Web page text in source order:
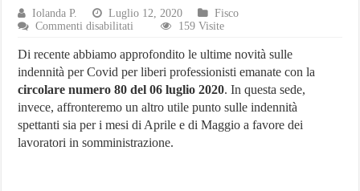
Iolanda P. Luglio 12, 2020
Fisco
Commenti disabilitati
del
turismo,
come
accedere
alle
ultime
indennità
per
159 Visite
Di recente abbiamo approfondito le ultime novità sulle
indennità per Covid per liberi professionisti emanate con la
circolare numero 80 del 06 luglio 2020. In questa sede,
invece, affronteremo un altro utile punto sulle indennità
spettanti sia per i mesi di Aprile e di Maggio a favore dei
lavoratori in somministrazione.